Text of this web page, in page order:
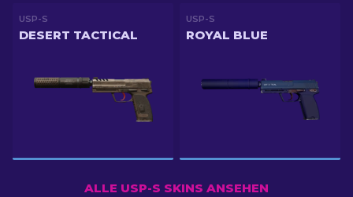
USP-S
DESERT TACTICAL
USP-S
ROYAL BLUE
ALLE USP-S SKINS ANSEHEN